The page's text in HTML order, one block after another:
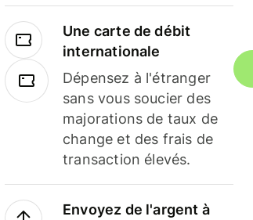
Une carte de débit
internationale
Dépensez à l'étranger
sans vous soucier des
majorations de taux de
change et des frais de
transaction élevés.
Envoyez de l'argent à